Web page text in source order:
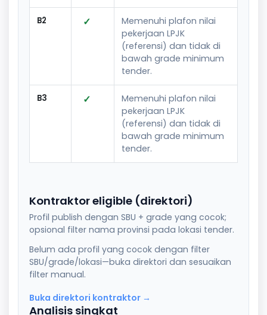
B2 ✓
Memenuhi plafon nilai
pekerjaan LPJK
(referensi) dan tidak di
bawah grade minimum
tender.
B3 ✓
Memenuhi plafon nilai
pekerjaan LPJK
(referensi) dan tidak di
bawah grade minimum
tender.
Kontraktor eligible (direktori)
Profil publish dengan SBU + grade yang cocok;
opsional filter nama provinsi pada lokasi tender.
Belum ada profil yang cocok dengan filter
SBU/grade/lokasi—buka direktori dan sesuaikan
filter manual.
Buka direktori kontraktor →
Analisis singkat